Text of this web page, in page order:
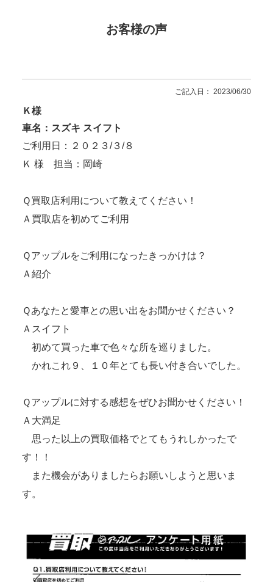
お客様の声
ご記入日： 2023/06/30
Ｋ様
車名：スズキ スイフト
ご利用日：２０２３/３/８
Ｋ 様 担当：岡崎
Ｑ買取店利用について教えてください！
Ａ買取店を初めてご利用
Ｑアップルをご利用になったきっかけは？
Ａ紹介
Ｑあなたと愛車との思い出をお聞かせください？
Ａスイフト
初めて買った車で色々な所を巡りました。
かれこれ９、１０年とても長い付き合いでした。
Ｑアップルに対する感想をぜひお聞かせください！
Ａ大満足
思った以上の買取価格でとてもうれしかったで
す！！
また機会がありましたらお願いしようと思いま
す。